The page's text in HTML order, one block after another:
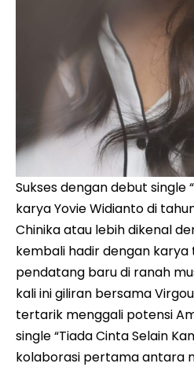
Sukses dengan debut single
karya Yovie Widianto di
Chinika atau lebih dikenal
kembali hadir dengan karya
pendatang baru di ranah
kali ini giliran bersama
tertarik menggali potensi
single “Tiada Cinta Selain
kolaborasi pertama antara